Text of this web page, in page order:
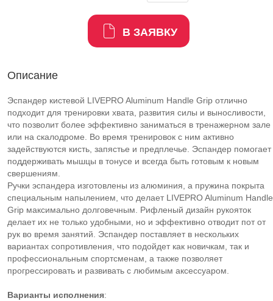
В ЗАЯВКУ
Описание
Эспандер кистевой LIVEPRO Aluminum Handle Grip отлично
подходит для тренировки хвата, развития силы и выносливости,
что позволит более эффективно заниматься в тренажерном зале
или на скалодроме. Во время тренировок с ним активно
задействуются кисть, запястье и предплечье. Эспандер помогает
поддерживать мышцы в тонусе и всегда быть готовым к новым
свершениям.
Ручки эспандера изготовлены из алюминия, а пружина покрыта
специальным напылением, что делает LIVEPRO Aluminum Handle
Grip максимально долговечным. Рифленый дизайн рукояток
делает их не только удобными, но и эффективно отводит пот от
рук во время занятий. Эспандер поставляет в нескольких
вариантах сопротивления, что подойдет как новичкам, так и
профессиональным спортсменам, а также позволяет
прогрессировать и развивать с любимым аксессуаром.
Варианты исполнения: